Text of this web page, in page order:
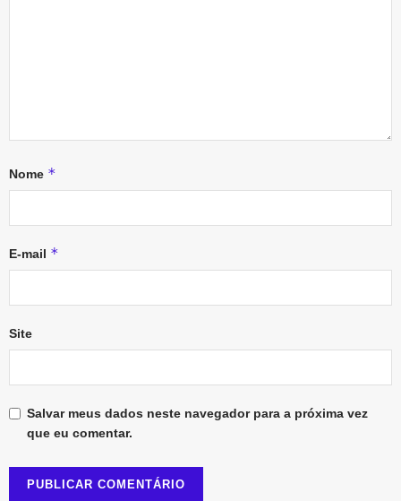
Nome *
E-mail *
Site
Salvar meus dados neste navegador para a próxima vez
que eu comentar.